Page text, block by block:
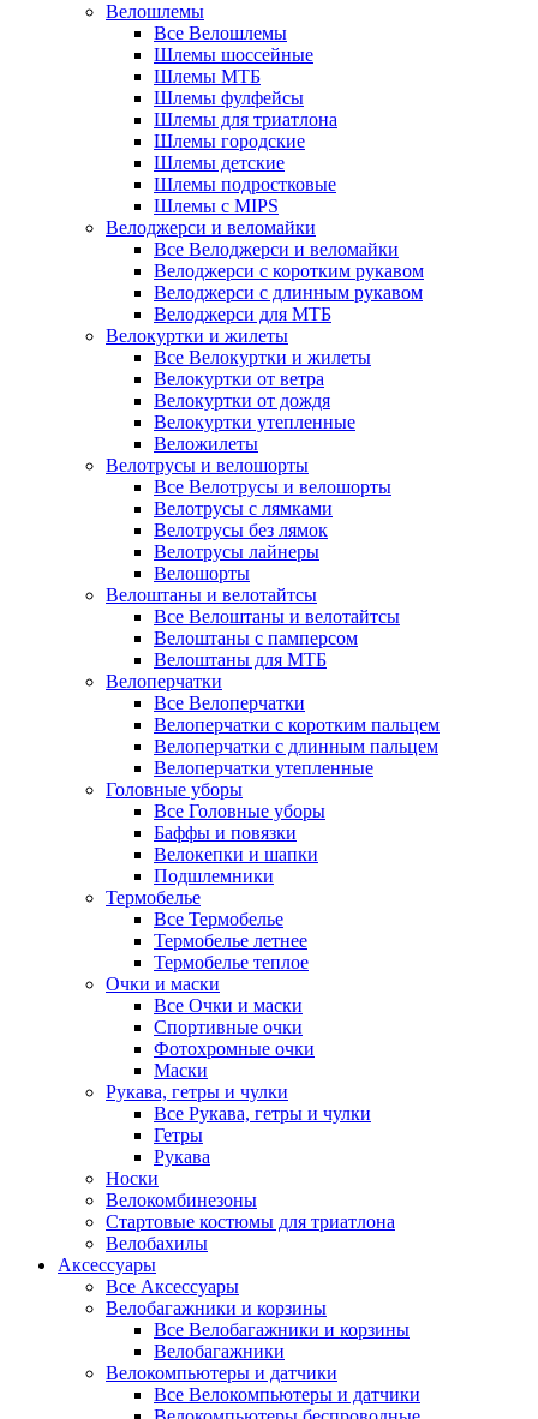
Велошлемы
Все Велошлемы
Шлемы шоссейные
Шлемы МТБ
Шлемы фулфейсы
Шлемы для триатлона
Шлемы городские
Шлемы детские
Шлемы подростковые
Шлемы с MIPS
Велоджерси и веломайки
Все Велоджерси и веломайки
Велоджерси с коротким рукавом
Велоджерси с длинным рукавом
Велоджерси для МТБ
Велокуртки и жилеты
Все Велокуртки и жилеты
Велокуртки от ветра
Велокуртки от дождя
Велокуртки утепленные
Веложилеты
Велотрусы и велошорты
Все Велотрусы и велошорты
Велотрусы с лямками
Велотрусы без лямок
Велотрусы лайнеры
Велошорты
Велоштаны и велотайтсы
Все Велоштаны и велотайтсы
Велоштаны с памперсом
Велоштаны для МТБ
Велоперчатки
Все Велоперчатки
Велоперчатки с коротким пальцем
Велоперчатки с длинным пальцем
Велоперчатки утепленные
Головные уборы
Все Головные уборы
Баффы и повязки
Велокепки и шапки
Подшлемники
Термобелье
Все Термобелье
Термобелье летнее
Термобелье теплое
Очки и маски
Все Очки и маски
Спортивные очки
Фотохромные очки
Маски
Рукава, гетры и чулки
Все Рукава, гетры и чулки
Гетры
Рукава
Носки
Велокомбинезоны
Стартовые костюмы для триатлона
Велобахилы
Аксессуары
Все Аксессуары
Велобагажники и корзины
Все Велобагажники и корзины
Велобагажники
Велокомпьютеры и датчики
Все Велокомпьютеры и датчики